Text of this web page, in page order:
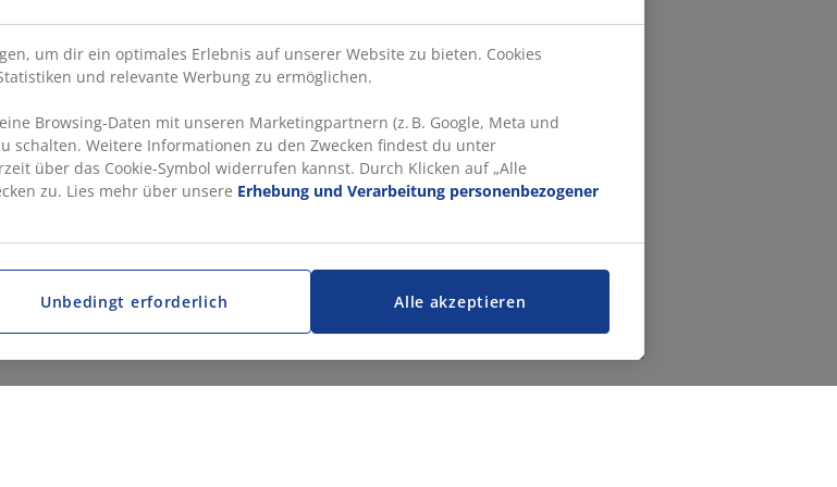
um dir ein optimales Erlebnis auf unserer Website zu bieten. Cookies
und relevante Werbung zu ermöglichen.
Browsing-Daten mit unseren Marketingpartnern (z. B. Google, Meta und
schalten. Weitere Informationen zu den Zwecken findest du unter
über das Cookie-Symbol widerrufen kannst. Durch Klicken auf „Alle
zu. Lies mehr über unsere Erhebung und Verarbeitung personenbezogener
Alle akzeptieren
Unbedingt erforderlich